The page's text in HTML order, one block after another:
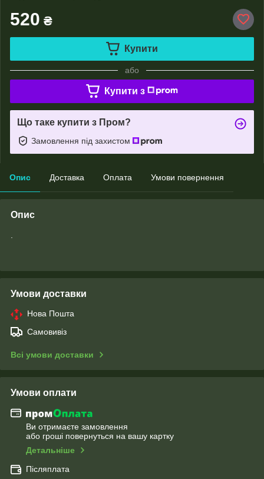
520 ₴
Купити
або
Купити з
Що таке купити з Пром?
Замовлення під захистом
Опис Доставка Оплата Умови повернення
Опис
Умови доставки
Нова Пошта
Самовивіз
Всі умови доставки
Умови оплати
Ви отримаєте замовлення
або гроші повернуться на вашу картку
Детальніше
Післяплата